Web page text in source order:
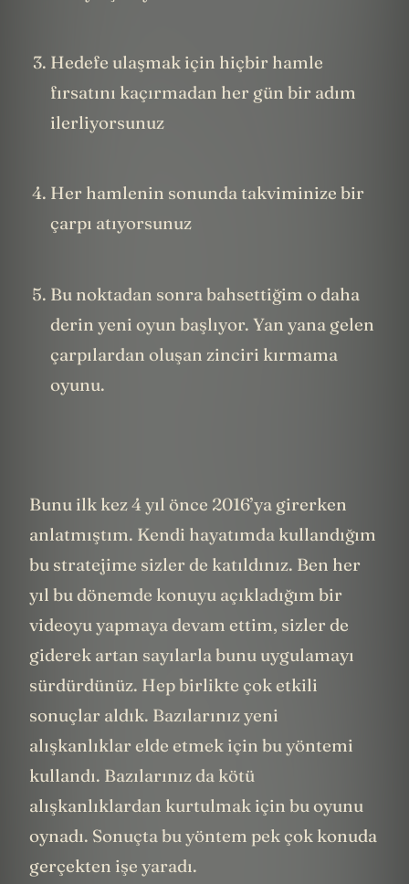
Hedefe ulaşmak için hiçbir hamle
fırsatını kaçırmadan her gün bir adım
ilerliyorsunuz
Her hamlenin sonunda takviminize bir
çarpı atıyorsunuz
Bu noktadan sonra bahsettiğim o daha
derin yeni oyun başlıyor. Yan yana gelen
çarpılardan oluşan zinciri kırmama
oyunu.
Bunu ilk kez 4 yıl önce 2016’ya girerken
anlatmıştım. Kendi hayatımda kullandığım
bu stratejime sizler de katıldınız. Ben her
yıl bu dönemde konuyu açıkladığım bir
videoyu yapmaya devam ettim, sizler de
giderek artan sayılarla bunu uygulamayı
sürdürdünüz. Hep birlikte çok etkili
sonuçlar aldık. Bazılarınız yeni
alışkanlıklar elde etmek için bu yöntemi
kullandı. Bazılarınız da kötü
alışkanlıklardan kurtulmak için bu oyunu
oynadı. Sonuçta bu yöntem pek çok konuda
gerçekten işe yaradı.